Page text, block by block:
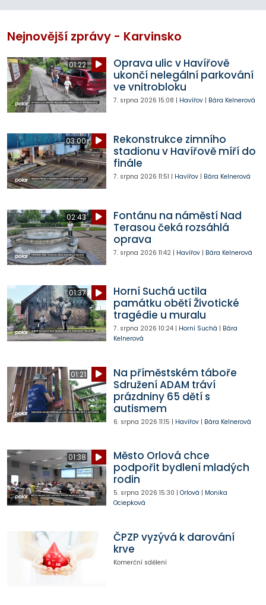
Nejnovější zprávy - Karvinsko
01:22
Oprava ulic v Havířově
ukončí nelegální parkování
ve vnitrobloku
7. srpna 2026 15:08 | Havířov| Bára Kelnerová
03:00
Rekonstrukce zimního
stadionu v Havířově míří do
finále
7. srpna 2026 11:51 | Havířov| Bára Kelnerová
02:43
Fontánu na náměstí Nad
Terasou čeká rozsáhlá
oprava
7. srpna 2026 11:42| Havířov| Bára Kelnerová
01:37
Horní Suchá uctila
památku obětí Životické
tragédie u muralu
7. srpna 2026 10:24| Horní Suchá | Bára
Kelnerová
01:21
Na příměstském táboře
Sdružení ADAM tráví
prázdniny 65 dětí s
autismem
6. srpna 2026 11:15 | Havířov| Bára Kelnerová
01:38
Město Orlová chce
podpořit bydlení mladých
rodin
5. srpna 2026 15:30 | Orlová | Monika
Ociepková
ČPZP vyzývá k darování
krve
Komerční sdělení